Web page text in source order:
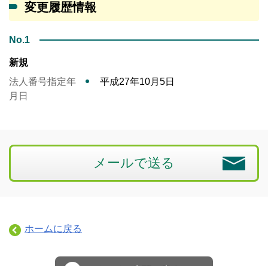
変更履歴情報
No.1
新規
法人番号指定年
月日
平成27年10月5日
メールで送る
ホームに戻る